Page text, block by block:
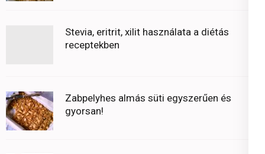
Stevia, eritrit, xilit használata a diétás
receptekben
Zabpelyhes almás süti egyszerűen és
gyorsan!